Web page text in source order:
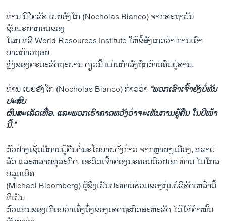
ທ່ານ ນິໂຄລັສ ເບຍອັງໂກ (Nocholas Bianco) ຈາກສະຖາບັນ
ຊັບພະຍາກອນຂອງ
ໂລກ ຫລື World Resources Institute ໃຫ້ຂໍ້ສັງເກດວ່າ ການເອົາ
ບາດກ້າວຖອຍ
ຫຼັງຂອງຄະນະລັດຖະບານ ດຽວນີ້ ແມ່ນກຳລັງຖືກຕ້ານຄືນຢູ່ສານ.
ທ່ານ ເບຍອັງໂກ (Nocholas Bianco) ກ່າວວ່າ “ພວກເຂົາເຈົ້າຍັງບໍ່ທັນ
ປະສົບ
ຜົນສະເລັດເທື່ອ. ແລະພວກເຮົາຄາດຫວັງວ່າຈະເຫັນການຍູ້ຄືນ ໃນປີໜ້າ
ນີ້.”
ຕົວຢ່າງເຊັ່ນມີການຍູ້ຄືນຕໍ່ນະໂຍບາຍດັ່ງກ່າວ ຈາກຫຼາຍໆເມືອງ, ຫລາຍ
ລັດ ແລະຫລາຍທຸລະກິດ. ອະດີດເຈົ້າຄອງນະຄອນນິວຢອກ ທ່ານ ໄມໂກລ
ບລູມເບີຄ
(Michael Bloomberg) ຜູ້ຊຶ່ງເປັນປະທານຮ່ວມຂອງກຸ່ມບໍລິສັດເຫລົ່ານີ້
ທີ່ເປັນ
ຕົວແທນຂອງເກືອບວ່າເຄິ່ງນຶ່ງຂອງເສດຖະກິດສະຫະລັດ ໄດ້ໃຫ້ຄໍາໝັ້ນ